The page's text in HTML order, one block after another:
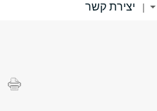
| יצירת קשר